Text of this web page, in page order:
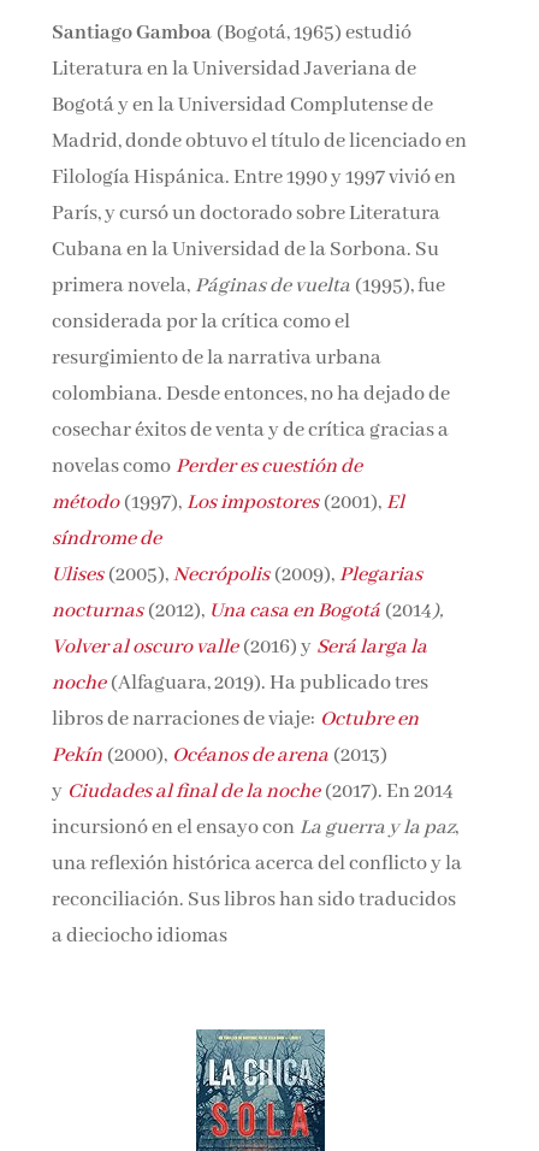
Santiago Gamboa (Bogotá, 1965) estudió
Literatura en la Universidad Javeriana de
Bogotá y en la Universidad Complutense de
Madrid, donde obtuvo el título de licenciado en
Filología Hispánica. Entre 1990 y 1997 vivió en
París, y cursó un doctorado sobre Literatura
Cubana en la Universidad de la Sorbona. Su
primera novela, Páginas de vuelta (1995), fue
considerada por la crítica como el
resurgimiento de la narrativa urbana
colombiana. Desde entonces, no ha dejado de
cosechar éxitos de venta y de crítica gracias a
novelas comoPerder es cuestión de
método(1997),Los impostores(2001),El
síndrome de
Ulises(2005),Necrópolis (2009),Plegarias
nocturnas(2012), Una casa en Bogotá (2014),
Volver al oscuro valle(2016) y Será larga la
noche(Alfaguara, 2019). Ha publicado tres
libros de narraciones de viaje: Octubre en
Pekín (2000), Océanos de arena (2013)
y Ciudades al final de la noche(2017). En 2014
incursionó en el ensayo con La guerra y la paz,
una reflexión histórica acerca del conflicto y la
reconciliación. Sus libros han sido traducidos
a dieciocho idiomas